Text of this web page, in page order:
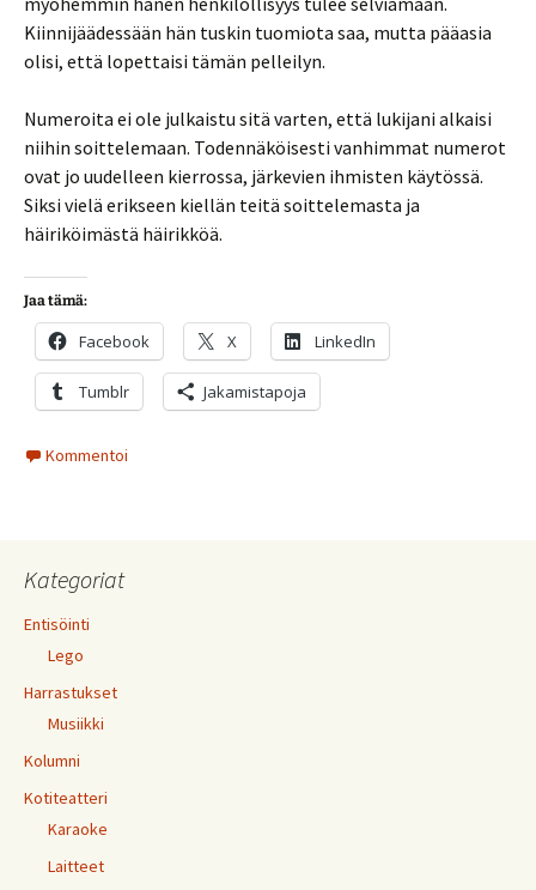
Kiinnijäädessään hän tuskin tuomiota saa, mutta pääasia
olisi, että lopettaisi tämän pelleilyn.
Numeroita ei ole julkaistu sitä varten, että lukijani alkaisi
niihin soittelemaan. Todennäköisesti vanhimmat numerot
ovat jo uudelleen kierrossa, järkevien ihmisten käytössä.
Siksi vielä erikseen kiellän teitä soittelemasta ja
häiriköimästä häirikköä.
Jaa tämä:
Facebook X LinkedIn
Tumblr Jakamistapoja
Kommentoi
Kategoriat
Entisöinti
Lego
Harrastukset
Musiikki
Kolumni
Kotiteatteri
Karaoke
Laitteet